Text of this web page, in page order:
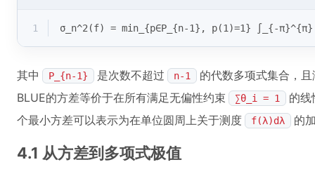
1 σ_n^2(f) = min_{p∈P_{n-1}, p(1)=1} ∫_{-
其中 P_{n-1} 是次数不超过 n-1
的代数多项式集合，且
BLUE的方差等价于在所有满足无偏性约束
∑θ_i = 1
的线
个最小方差可以表示为在单位圆周上关于测度
f(λ)dλ 的
4.1 从方差到多项式极值